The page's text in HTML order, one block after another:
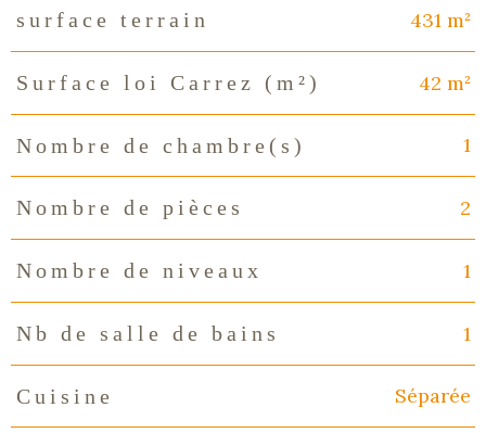
surface terrain 431 m²
Surface loi Carrez (m²) 42 m²
Nombre de chambre(s) 1
Nombre de pièces 2
Nombre de niveaux 1
Nb de salle de bains 1
Cuisine Séparée